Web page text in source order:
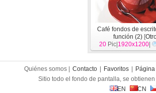
Café fondos de
función (2) [
20 Pic| 1920x1200
Quiénes somos | Contacto Favoritos
Sitio todo el fondo de pantalla, se
EN
CN